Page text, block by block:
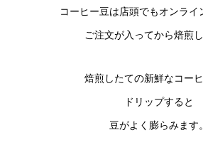
コーヒー豆は店頭でもオンライ
ご注文が入ってから焙煎し
焙煎したての新鮮なコー
ドリップすると
豆がよく膨らみます。